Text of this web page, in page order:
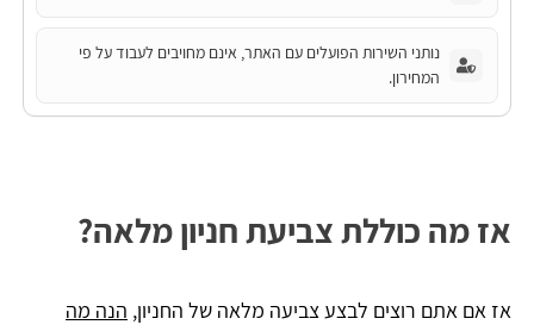
נותני השירות הפועלים עם האתר, אינם מחויבים לעבוד על פי
המחירון.
אז מה כוללת צביעת חניון מלאה?
אז אם אתם רוצים לבצע צביעה מלאה של החניון, הנה מה